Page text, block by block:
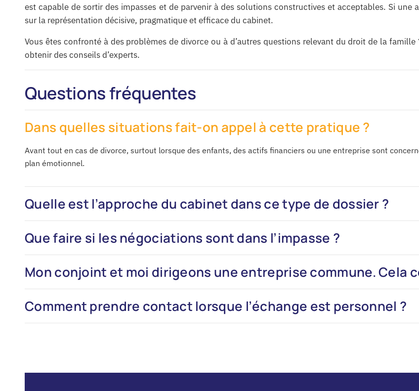
est capable de sortir des impasses et de parvenir à des solutions constructives et acceptables. Si
sur la représentation décisive, pragmatique et efficace du cabinet.
Vous êtes confronté à des problèmes de divorce ou à d’autres questions relevant du droit de la
obtenir des conseils d’experts.
Questions fréquentes
Dans quelles situations fait-on appel à cette pratique ?
Avant tout en cas de divorce, surtout lorsque des enfants, des actifs financiers ou une entreprise sont
plan émotionnel.
Quelle est l’approche du cabinet dans ce type de dossier ?
Que faire si les négociations sont dans l’impasse ?
Mon conjoint et moi dirigeons une entreprise commune. Cela
Comment prendre contact lorsque l’échange est personnel ?